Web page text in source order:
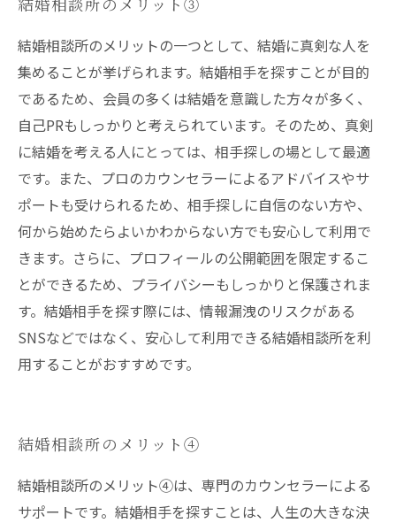
結婚相談所のメリットの一つとして、結婚に真剣な人を
集めることが挙げられます。結婚相手を探すことが目的
であるため、会員の多くは結婚を意識した方々が多く、
自己PRもしっかりと考えられています。そのため、真剣
に結婚を考える人にとっては、相手探しの場として最適
です。また、プロのカウンセラーによるアドバイスやサ
ポートも受けられるため、相手探しに自信のない方や、
何から始めたらよいかわからない方でも安心して利用で
きます。さらに、プロフィールの公開範囲を限定するこ
とができるため、プライバシーもしっかりと保護されま
す。結婚相手を探す際には、情報漏洩のリスクがある
SNSなどではなく、安心して利用できる結婚相談所を利
用することがおすすめです。
結婚相談所のメリット④
結婚相談所のメリット④は、専門のカウンセラーによる
サポートです。結婚相手を探すことは、人生の大きな決